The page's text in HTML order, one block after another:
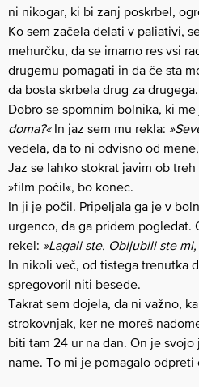
ni nikogar, ki bi zanj poskrbel,
Ko sem začela delati v paliativi,
mehurčku, da se imamo res vsi
drugemu pomagati in da če sta
da bosta skrbela drug za drugega.
Dobro se spomnim bolnika, ki me
doma?«In jaz sem mu rekla:
vedela, da to ni odvisno od
Jaz se lahko stokrat javim ob
»film počil«, bo konec.
In ji je počil. Pripeljala ga je v
urgenco, da ga pridem pogledat.
rekel: »Lagali ste. Obljubili ste
In nikoli več, od tistega trenutka
spregovoril niti besede.
Takrat sem dojela, da ni važno,
strokovnjak, ker ne moreš
biti tam 24 ur na dan. On je
name. To mi je pomagalo